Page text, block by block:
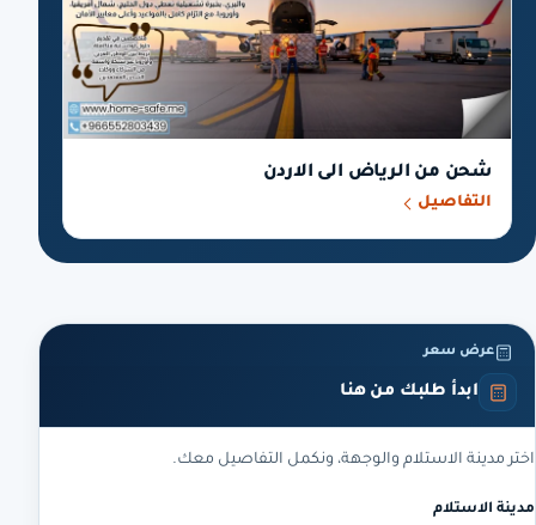
شحن من الرياض الى الاردن
التفاصيل
عرض سعر
ابدأ طلبك من هنا
اختر مدينة الاستلام والوجهة، ونكمل التفاصيل معك.
مدينة الاستلام